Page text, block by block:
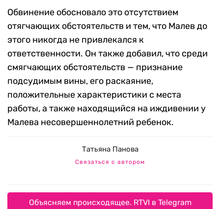
Обвинение обосновало это отсутствием
отягчающих обстоятельств и тем, что Малев до
этого никогда не привлекался к
ответственности. Он также добавил, что среди
смягчающих обстоятельств — признание
подсудимым вины, его раскаяние,
положительные характеристики с места
работы, а также находящийся на иждивении у
Малева несовершеннолетний ребенок.
Татьяна Панова
Связаться с автором
Объясняем происходящее. RTVI в Telegram